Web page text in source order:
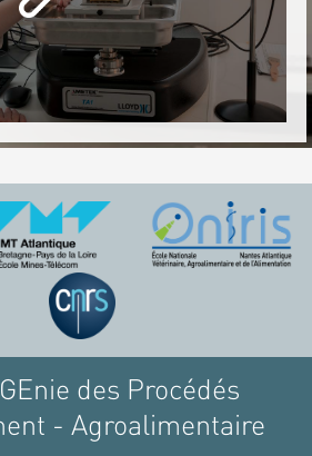
des Procédés
- Agroalimentaire